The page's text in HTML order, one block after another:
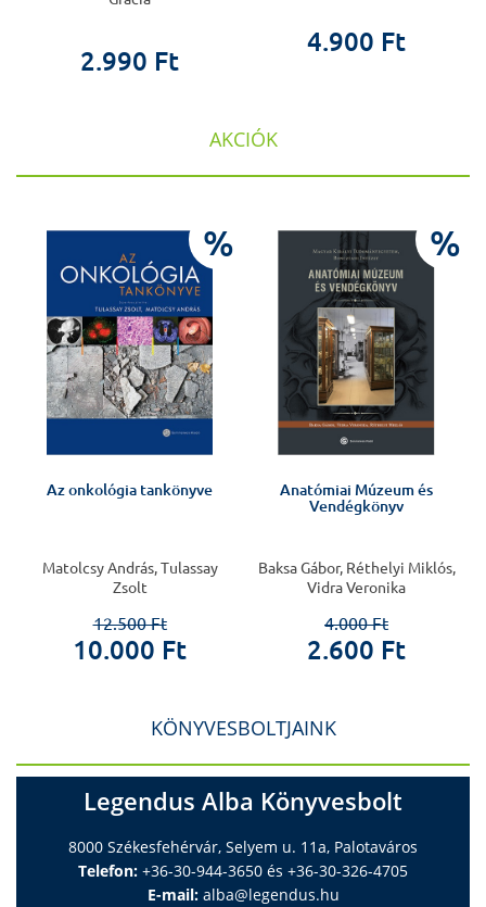
2.990 Ft
4.900 Ft
AKCIÓK
%
Az onkológia tankönyve
Matolcsy András, Tulassay
Zsolt
12.500 Ft
10.000 Ft
%
Anatómiai Múzeum és
Vendégkönyv
Baksa Gábor, Réthelyi Miklós,
Vidra Veronika
4.000 Ft
2.600 Ft
KÖNYVESBOLTJAINK
Legendus Alba Könyvesbolt
8000 Székesfehérvár, Selyem u. 11a, Palotaváros
Telefon: +36-30-944-3650 és +36-30-326-4705
E-mail: alba@legendus.hu